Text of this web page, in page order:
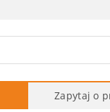
Zapytaj o